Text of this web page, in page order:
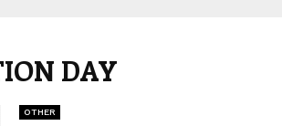
DAY
OTHER